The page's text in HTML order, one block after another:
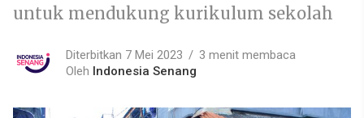
untuk mendukung kurikulum sekolah
Diterbitkan 7 Mei 2023
3 menit membaca
Oleh Indonesia Senang